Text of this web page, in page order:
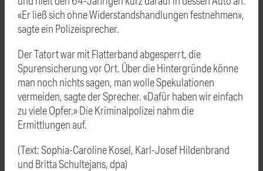
«Er ließ sich ohne Widerstandshandlungen festnehmen»,
sagte ein Polizeisprecher.
Der Tatort war mit Flatterband abgesperrt, die
Spurensicherung vor Ort. Über die Hintergründe könne
man noch nichts sagen, man wolle Spekulationen
vermeiden, sagte der Sprecher. «Dafür haben wir einfach
zu viele Opfer.» Die Kriminalpolizei nahm die
Ermittlungen auf.
(Text: Sophia-Caroline Kosel, Karl-Josef Hildenbrand
und Britta Schultejans, dpa)